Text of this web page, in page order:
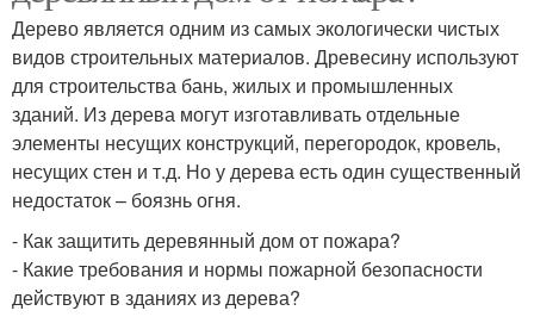
Дерево является одним из самых экологически чистых
видов строительных материалов. Древесину используют
для строительства бань, жилых и промышленных
зданий. Из дерева могут изготавливать отдельные
элементы несущих конструкций, перегородок, кровель,
несущих стен и т.д. Но у дерева есть один существенный
недостаток – боязнь огня.
- Как защитить деревянный дом от пожара?
- Какие требования и нормы пожарной безопасности
действуют в зданиях из дерева?